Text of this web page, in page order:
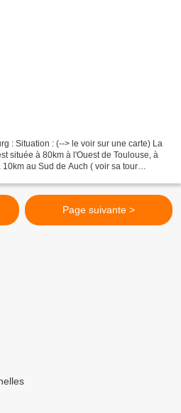
: Situation : (--> le voir sur une carte) La
située à 80km à l'Ouest de Toulouse, à
au Sud de Auch ( voir sa tour
Page suivante >